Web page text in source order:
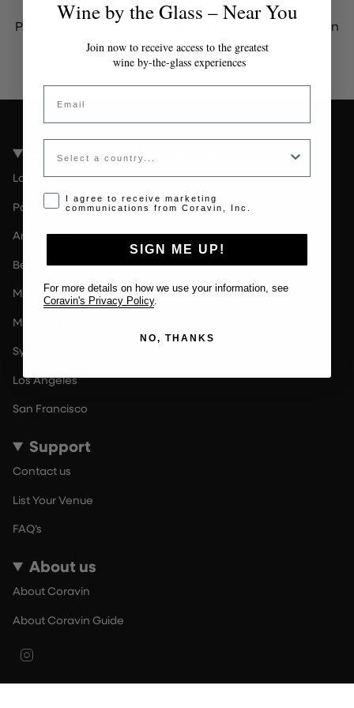
Por favor contacta al administrador para obtener un
token válido.
Coravin Guide Locations
London
Paris
Amsterdam
Berlin
Milan
Melbourne
Sydney
Los Angeles
San Francisco
Support
Contact us
List Your Venue
FAQ’s
About us
About Coravin
About Coravin Guide
Wine by the Glass – Near You
Join now to receive access to the greatest
wine by-the-glass experiences
Email
Country
Opt-in disclaimer
I agree to receive marketing
communications from Coravin, Inc.
SIGN ME UP!
For more details on how we use your information, see
Coravin's Privacy Policy
NO, THANKS